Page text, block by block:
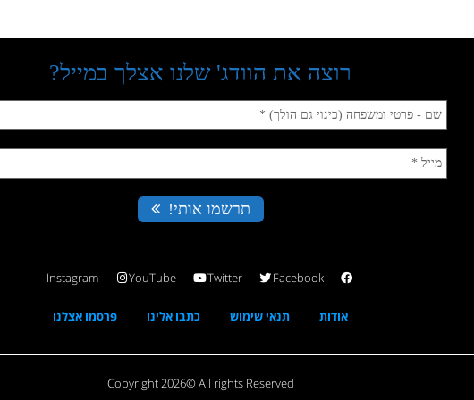
Facebook
Twitter
YouTube
Instagram
אודות תנאי שימוש כתבו אלינו פרסמו אצלנו
Copyright 2026© All rights Reserved